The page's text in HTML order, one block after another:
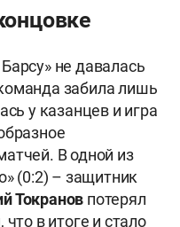
не давалась
забила лишь
у казанцев и игра
В одной из
(0:2) – защитник
Токранов потерял
в итоге и стало